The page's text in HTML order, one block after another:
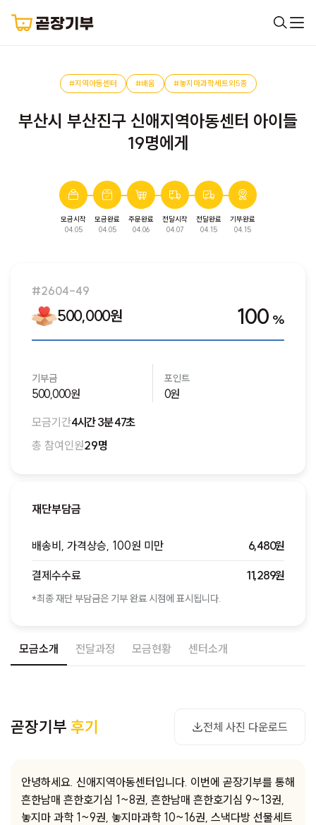
#지역아동센터 #배움 #놓지마과학세트외5종
부산시 부산진구 신애지역아동센터 아이들
19명에게
모금시작
04.05
모금완료
04.05
주문완료
04.06
전달시작
04.07
전달완료
04.15
기부완료
04.15
모금소개 전달과정 모금현황 센터소개
곧장기부 후기 전체 사진 다운로드
사진 다운로드
안녕하세요. 신애지역아동센터입니다. 이번에 곧장기부를 통해
흔한남매 흔한호기심 1~8권, 흔한남매 흔한호기심 9~13권,
놓지마 과학 1~9권, 놓지마과학 10~16권, 스낵다방 선물세트
완료된 모금입니다. 다음 모금에서 만나요!
#2604-49
500,000원 100 %
기부금
500,000원
포인트
0원
모금기간4시간 3분 47초
총 참여인원29명
재단부담금
배송비, 가격상승, 100원 미만 6,480원
결제수수료 11,289원
*최종 재단 부담금은 기부 완료 시점에 표시됩니다.